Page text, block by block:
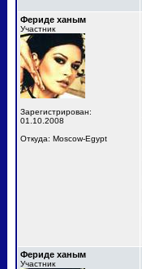
Фериде ханым
Участник
Зарегистрирован:
01.10.2008
Откуда: Moscow-Egypt
Фериде ханым
Участник